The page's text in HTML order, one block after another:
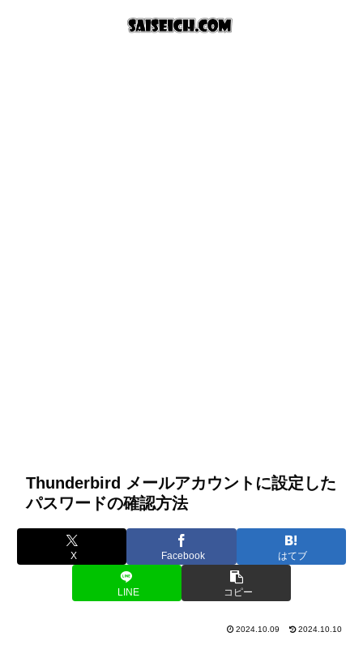
Thunderbird メールアカウントに設定した
パスワードの確認方法
X Facebook はてブ
LINE コピー
2024.10.09 2024.10.10